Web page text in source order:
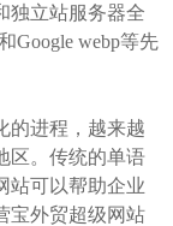
独立站服务器全
Google webp等先
的进程，越来越
区。传统的单语
站可以帮助企业
宝外贸超级网站